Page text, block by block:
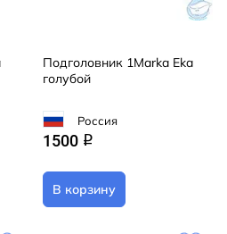
Подголовник 1Marka Eka
голубой
Россия
1500 q
В корзину